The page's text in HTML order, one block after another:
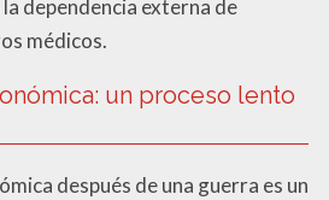
dependencia externa de
médicos.
un proceso lento
después de una guerra es un